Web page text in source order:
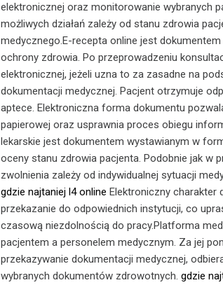
elektronicznej oraz monitorowanie wybranych
możliwych działań zależy od stanu zdrowia
medycznego.E-recepta online jest
ochrony zdrowia. Po przeprowadzeniu
elektronicznej, jeżeli uzna to za zasadne na
dokumentacji medycznej. Pacjent otrzymuje
aptece. Elektroniczna forma dokumentu
papierowej oraz usprawnia proces obiegu
lekarskie jest dokumentem wystawianym w
oceny stanu zdrowia pacjenta. Podobnie jak w
zwolnienia zależy od indywidualnej sytuacji
gdzie najtaniej l4 online Elektroniczny
przekazanie do odpowiednich instytucji, co
czasową niezdolnością do pracy.Platforma
pacjentem a personelem medycznym. Za jej
przekazywanie dokumentacji medycznej,
wybranych dokumentów zdrowotnych. gdzie